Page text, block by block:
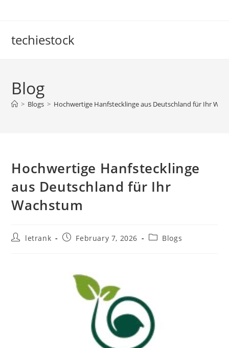
techiestock
Blog
> Blogs > Hochwertige Hanfstecklinge aus Deutschland für Ihr
Hochwertige Hanfstecklinge
aus Deutschland für Ihr
Wachstum
Postletrank
PostFebruary 7, 2026
PostBlogs